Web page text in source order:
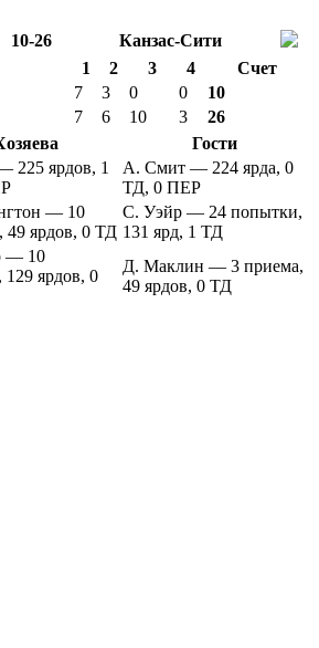
10-26
Канзас-Сити
1 2 3 4
Счет
7 3 0 0
10
7 6 10 3
26
Гости
225 ярдов, 1
А. Смит — 224 ярда, 0
ТД, 0 ПЕР
— 10
49 ярдов, 0 ТД
С. Уэйр — 24 попытки,
131 ярд, 1 ТД
— 10
ярдов, 0
Д. Маклин — 3 приема,
49 ярдов, 0 ТД